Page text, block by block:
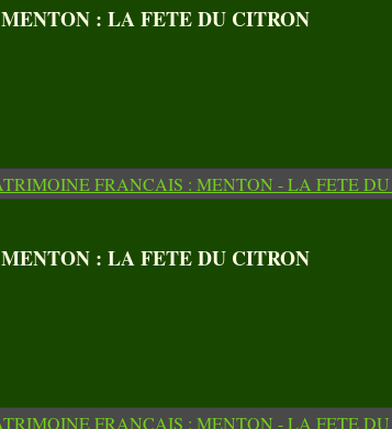
MENTON : LA FETE DU CITRON
MENTON : LA FETE DU CITRON